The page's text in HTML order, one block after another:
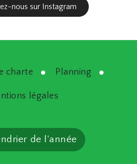
nous sur Instagram
charte Planning
légales
de l'année